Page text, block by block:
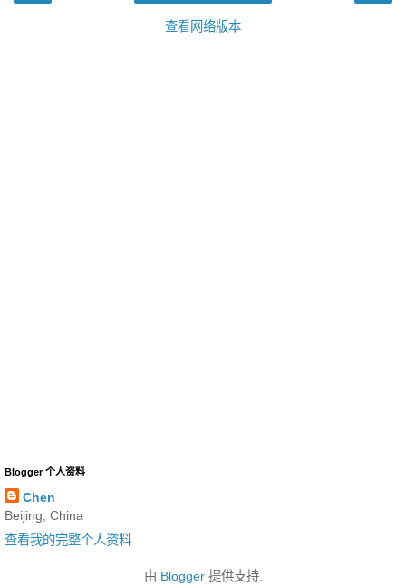
查看网络版本
Blogger 个人资料
Chen
Beijing, China
查看我的完整个人资料
由 Blogger提供支持.